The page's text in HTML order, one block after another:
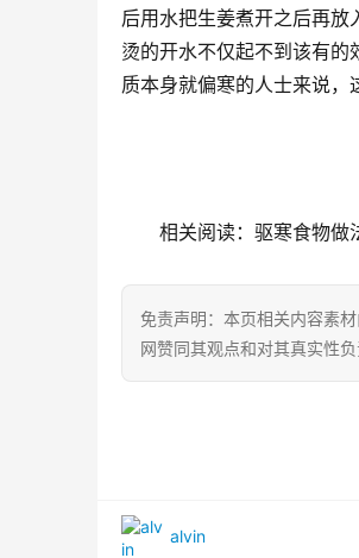
后用水把生姜煮开之后再放
烫的开水不仅起不到该有
质本身就偏寒的人士来说，
相关阅读：驱寒食物做
免责声明：本页相关内容素
网赞同其观点和对其真实性
alvin